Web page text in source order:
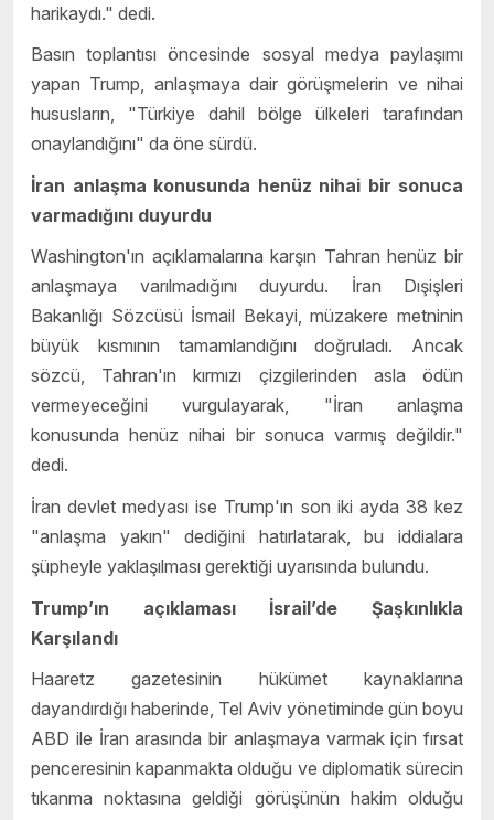
harikaydı." dedi.
Basın toplantısı öncesinde sosyal medya paylaşımı
yapan Trump, anlaşmaya dair görüşmelerin ve nihai
hususların, "Türkiye dahil bölge ülkeleri tarafından
onaylandığını" da öne sürdü.
İran anlaşma konusunda henüz nihai bir sonuca
varmadığını duyurdu
Washington'ın açıklamalarına karşın Tahran henüz bir
anlaşmaya varılmadığını duyurdu. İran Dışişleri
Bakanlığı Sözcüsü İsmail Bekayi, müzakere metninin
büyük kısmının tamamlandığını doğruladı. Ancak
sözcü, Tahran'ın kırmızı çizgilerinden asla ödün
vermeyeceğini vurgulayarak, "İran anlaşma
konusunda henüz nihai bir sonuca varmış değildir."
dedi.
İran devlet medyası ise Trump'ın son iki ayda 38 kez
"anlaşma yakın" dediğini hatırlatarak, bu iddialara
şüpheyle yaklaşılması gerektiği uyarısında bulundu.
Trump’ın açıklaması İsrail’de Şaşkınlıkla
Karşılandı
Haaretz gazetesinin hükümet kaynaklarına
dayandırdığı haberinde, Tel Aviv yönetiminde gün boyu
ABD ile İran arasında bir anlaşmaya varmak için fırsat
penceresinin kapanmakta olduğu ve diplomatik sürecin
tıkanma noktasına geldiği görüşünün hakim olduğu